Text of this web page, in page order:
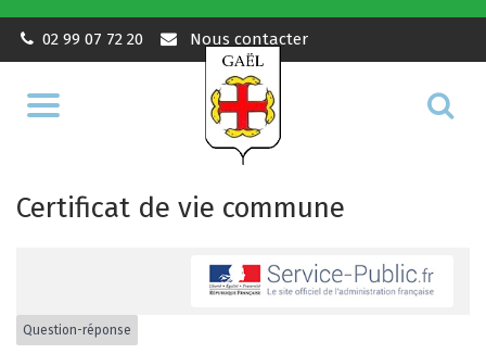
02 99 07 72 20 Nous contacter
Aller
Certificat de vie commune
Question-réponse